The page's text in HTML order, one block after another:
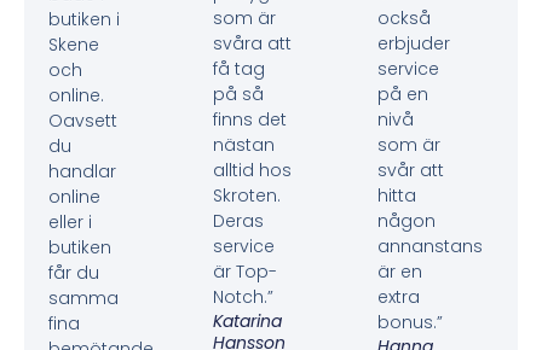
butiken i
Skene
och
online.
Oavsett
du
handlar
online
eller i
butiken
får du
samma
fina
som är
svåra att
få tag
på så
finns det
nästan
alltid hos
Skroten.
Deras
service
är Top-
Notch.”
Katarina
Hansson
också
erbjuder
service
på en
nivå
som är
svår att
hitta
någon
annanstans
är en
extra
bonus.”